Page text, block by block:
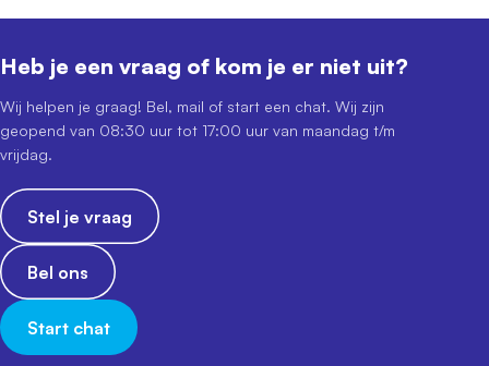
Heb je een vraag of kom je er niet uit?
Wij helpen je graag! Bel, mail of start een chat. Wij zijn
geopend van 08:30 uur tot 17:00 uur van maandag t/m
vrijdag.
Stel je vraag
Bel ons
Start chat